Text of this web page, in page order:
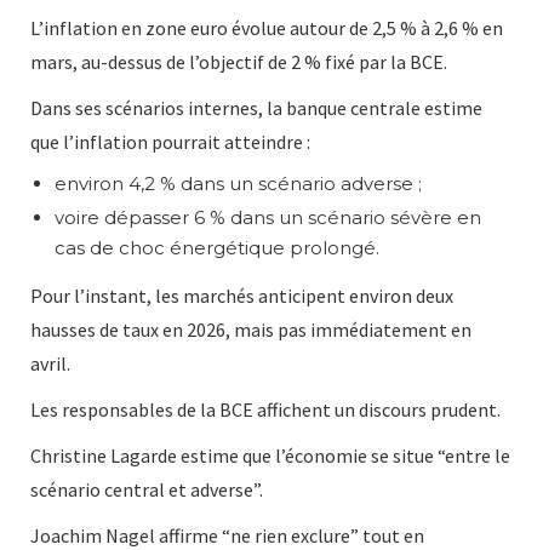
L’inflation en zone euro évolue autour de 2,5 % à 2,6 % en
mars, au-dessus de l’objectif de 2 % fixé par la BCE.
Dans ses scénarios internes, la banque centrale estime
que l’inflation pourrait atteindre :
environ 4,2 % dans un scénario adverse ;
voire dépasser 6 % dans un scénario sévère en
cas de choc énergétique prolongé.
Pour l’instant, les marchés anticipent environ deux
hausses de taux en 2026, mais pas immédiatement en
avril.
Les responsables de la BCE affichent un discours prudent.
Christine Lagarde estime que l’économie se situe “entre le
scénario central et adverse”.
Joachim Nagel affirme “ne rien exclure” tout en